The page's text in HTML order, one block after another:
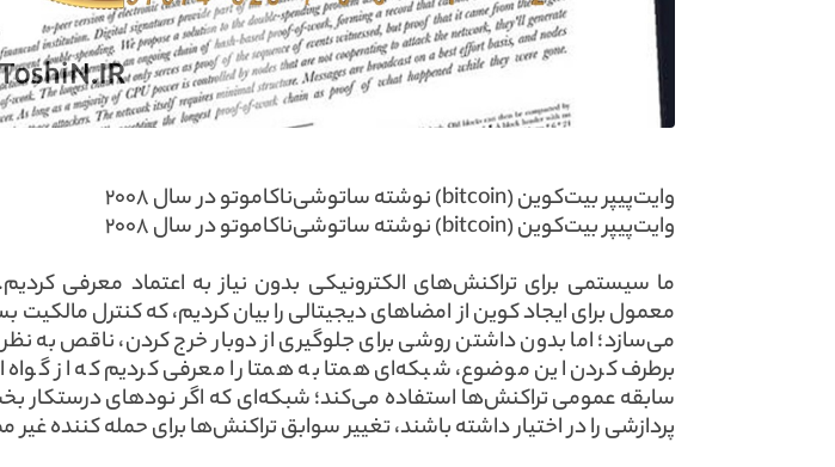
وایت‌پیپر بیت‌کوین (bitcoin) نوشته ساتوشی‌ناکاموتو در سال ۲۰۰۸
وایت‌پیپر بیت‌کوین (bitcoin) نوشته ساتوشی‌ناکاموتو در سال ۲۰۰۸
ما سیستمی برای تراکنش‌های الکترونیکی بدون نیاز به اعتماد معرفی
معمول برای ایجاد کوین از امضاهای دیجیتالی را بیان کردیم، که کنترل مالکیت
می‌سازد؛ اما بدون داشتن روشی برای جلوگیری از دوبار خرج کردن، ناقص به
برطرف کردن این موضوع، شبکه‌ای همتا به همتا را معرفی کردیم که از گواه
سابقه عمومی تراکنش‌ها استفاده می‌کند؛ شبکه‌ای که اگر نودهای درستکار
پردازشی را در اختیار داشته باشند، تغییر سوابق تراکنش‌ها برای حمله‌ کننده